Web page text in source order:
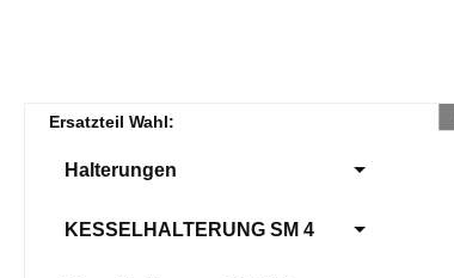
Ersatzteil Wahl:
Halterungen
KESSELHALTERUNG SM 4